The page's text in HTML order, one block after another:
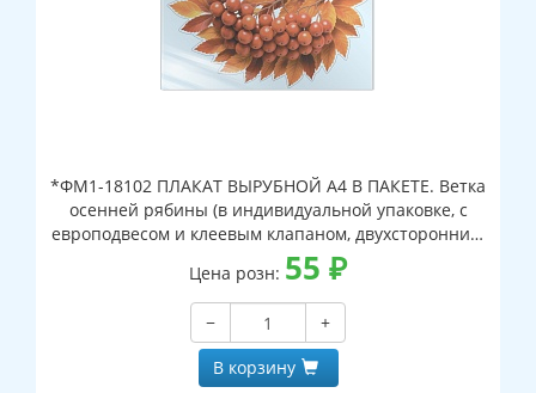
*ФМ1-18102 ПЛАКАТ ВЫРУБНОЙ А4 В ПАКЕТЕ. Ветка
осенней рябины (в индивидуальной упаковке, с
европодвесом и клеевым клапаном, двухсторонний,
ВД-лак)
Цена розн: 55 ₽
−
+
В корзину